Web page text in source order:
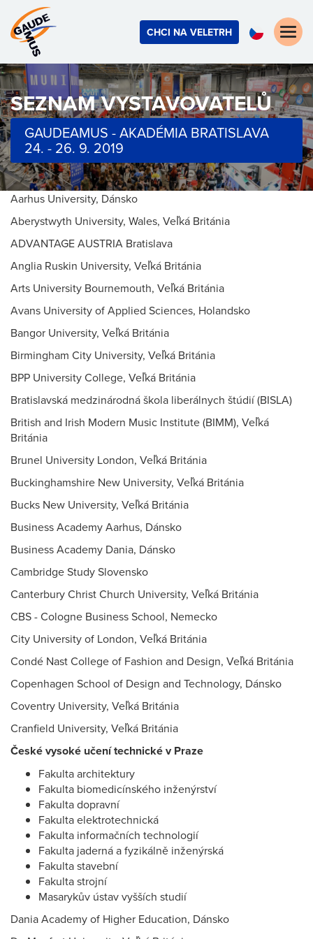
CHCI NA VELETRH
Toggle
SEZNAM VYSTAVOVATELŮ
GAUDEAMUS - AKADÉMIA BRATISLAVA
24. - 26. 9. 2019
Aarhus University, Dánsko
Aberystwyth University, Wales, Veľká Británia
ADVANTAGE AUSTRIA Bratislava
Anglia Ruskin University, Veľká Británia
Arts University Bournemouth, Veľká Británia
Avans University of Applied Sciences, Holandsko
Bangor University, Veľká Británia
Birmingham City University, Veľká Británia
BPP University College, Veľká Británia
Bratislavská medzinárodná škola liberálnych štúdií (BISLA)
British and Irish Modern Music Institute (BIMM), Veľká
Británia
Brunel University London, Veľká Británia
Buckinghamshire New University, Veľká Británia
Bucks New University, Veľká Británia
Business Academy Aarhus, Dánsko
Business Academy Dania, Dánsko
Cambridge Study Slovensko
Canterbury Christ Church University, Veľká Británia
CBS - Cologne Business School, Nemecko
City University of London, Veľká Británia
Condé Nast College of Fashion and Design, Veľká Británia
Copenhagen School of Design and Technology, Dánsko
Coventry University, Veľká Británia
Cranfield University, Veľká Británia
České vysoké učení technické v Praze
Fakulta architektury
Fakulta biomedicínského inženýrství
Fakulta dopravní
Fakulta elektrotechnická
Fakulta informačních technologií
Fakulta jaderná a fyzikálně inženýrská
Fakulta stavební
Fakulta strojní
Masarykův ústav vyšších studií
Dania Academy of Higher Education, Dánsko